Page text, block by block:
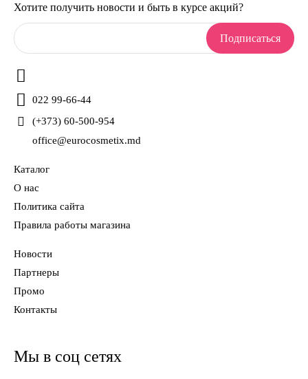
Хотите получить новости и быть в курсе акций?
Подписаться
022 99-66-44
(+373) 60-500-954
office@eurocosmetix.md
Каталог
О нас
Политика сайта
Правила работы магазина
Новости
Партнеры
Промо
Контакты
Мы в соц сетях